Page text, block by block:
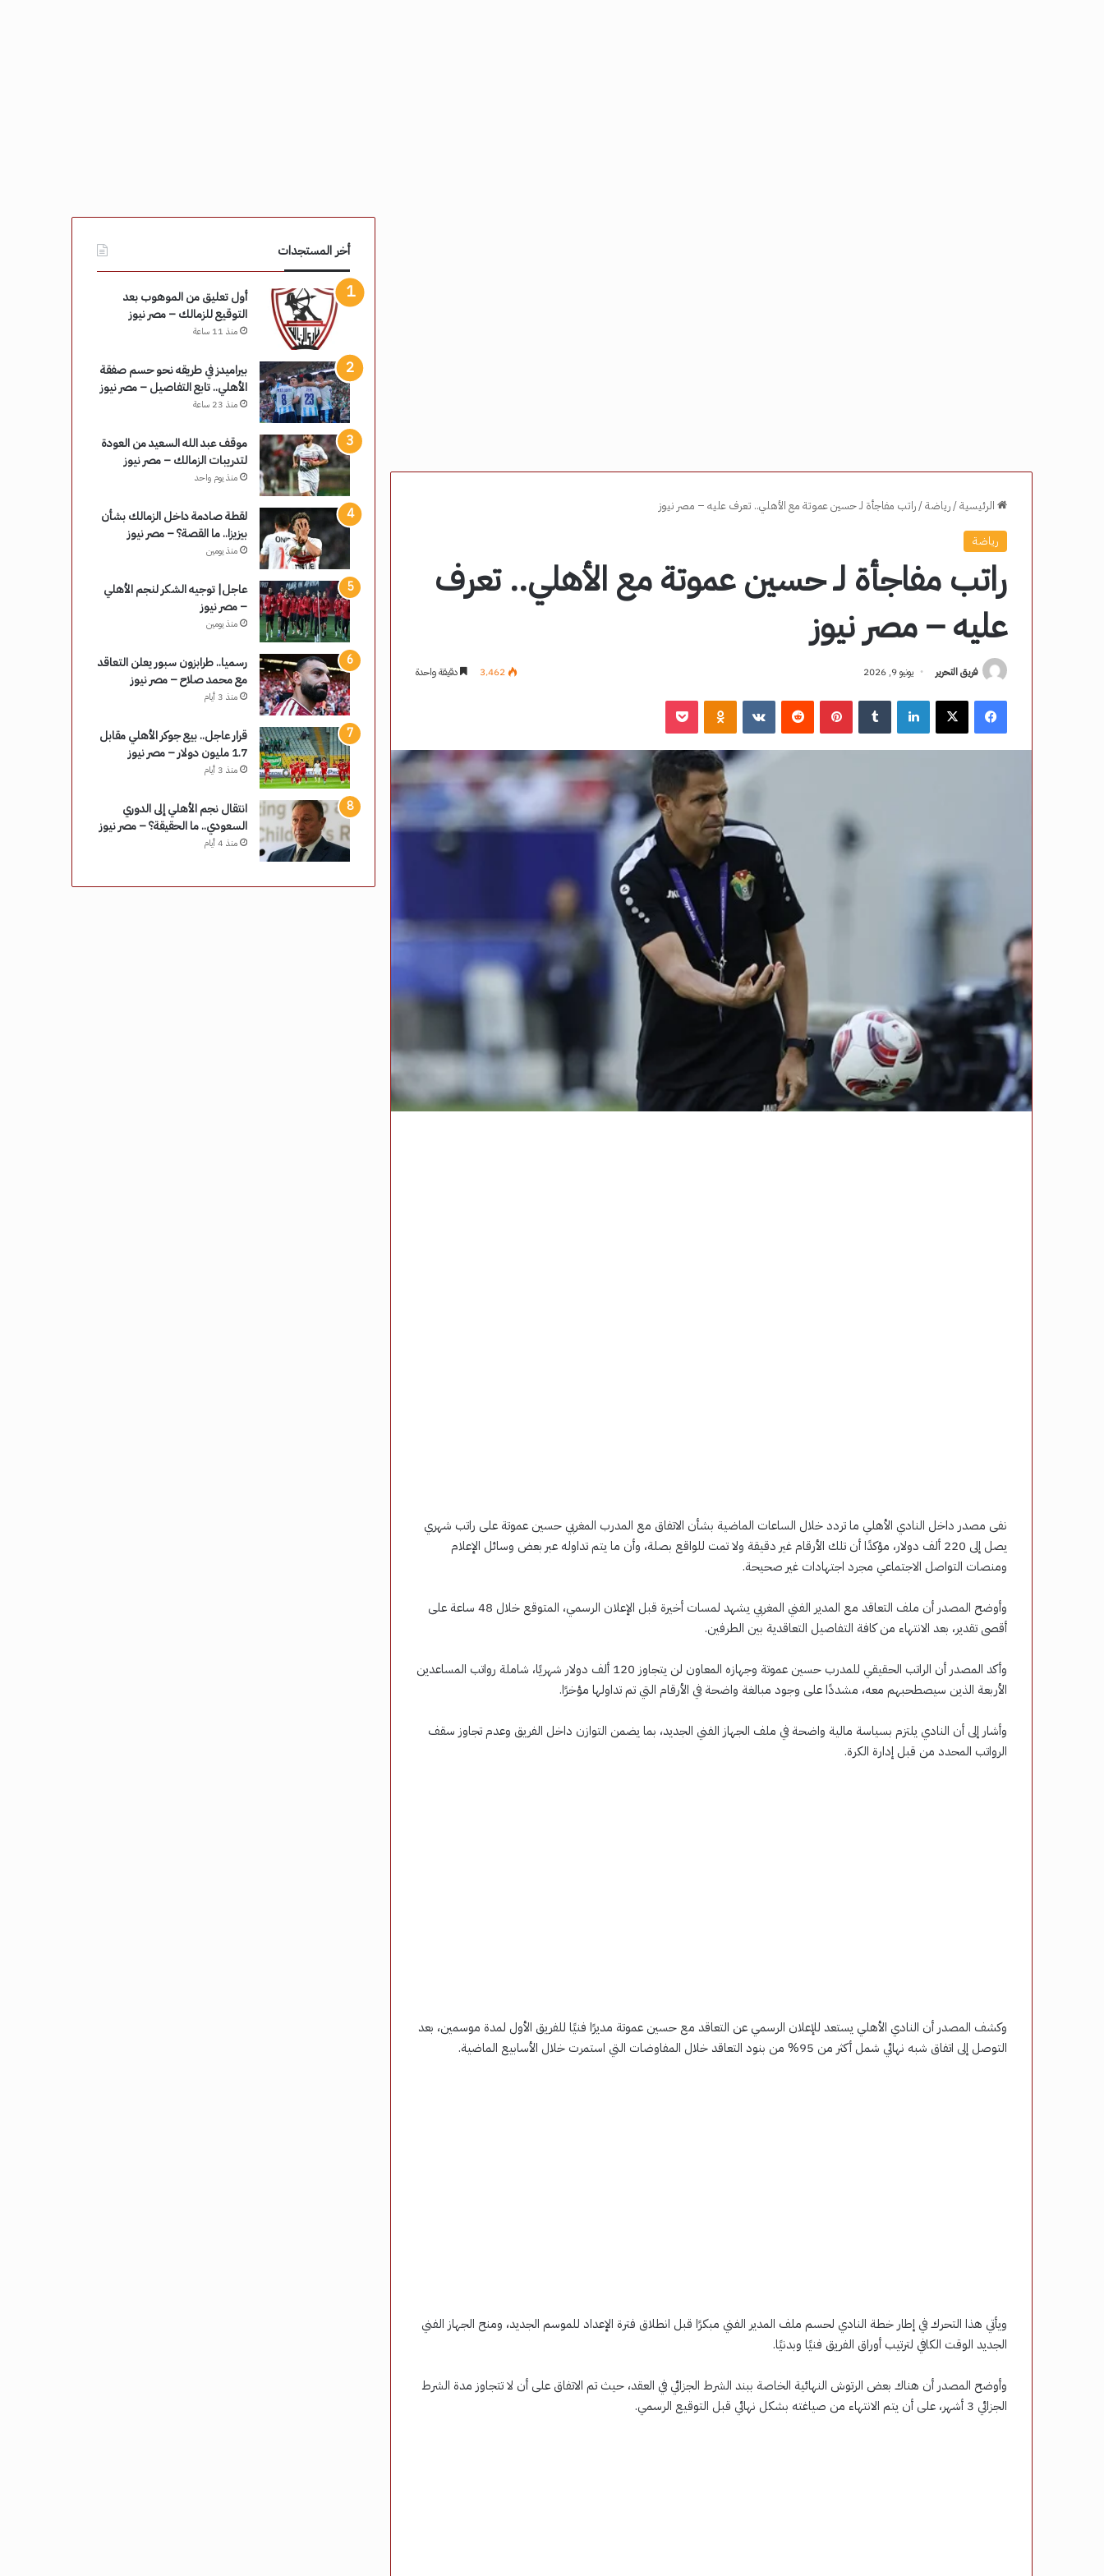
الرئيسية/رياضة/راتب مفاجأة لـ حسين عموتة مع الأهلي.. تعرف عليه – مصر نيوز
رياضة
راتب مفاجأة لـ حسين عموتة مع الأهلي.. تعرف
عليه – مصر نيوز
فريق التحرير يونيو 9, 2026 3٬462 دقيقة واحدة
فيسبوك ‫X لينكدإن بينتيريست ‏VKontakte
نفى مصدر داخل النادي الأهلي ما تردد خلال الساعات الماضية بشأن الاتفاق مع المدرب المغربي حسين عموتة على راتب شهري
يصل إلى 220 ألف دولار، مؤكدًا أن تلك الأرقام غير دقيقة ولا تمت للواقع بصلة، وأن ما يتم تداوله عبر بعض وسائل الإعلام
ومنصات التواصل الاجتماعي مجرد اجتهادات غير صحيحة.
وأوضح المصدر أن ملف التعاقد مع المدير الفني المغربي يشهد لمسات أخيرة قبل الإعلان الرسمي، المتوقع خلال 48 ساعة على
أقصى تقدير، بعد الانتهاء من كافة التفاصيل التعاقدية بين الطرفين.
وأكد المصدر أن الراتب الحقيقي للمدرب حسين عموتة وجهازه المعاون لن يتجاوز 120 ألف دولار شهريًا، شاملة رواتب المساعدين
الأربعة الذين سيصطحبهم معه، مشددًا على وجود مبالغة واضحة في الأرقام التي تم تداولها مؤخرًا.
وأشار إلى أن النادي يلتزم بسياسة مالية واضحة في ملف الجهاز الفني الجديد، بما يضمن التوازن داخل الفريق وعدم تجاوز سقف
الرواتب المحدد من قبل إدارة الكرة.
وكشف المصدر أن النادي الأهلي يستعد للإعلان الرسمي عن التعاقد مع حسين عموتة مديرًا فنيًا للفريق الأول لمدة موسمين، بعد
التوصل إلى اتفاق شبه نهائي شمل أكثر من 95% من بنود التعاقد خلال المفاوضات التي استمرت خلال الأسابيع الماضية.
ويأتي هذا التحرك في إطار خطة النادي لحسم ملف المدير الفني مبكرًا قبل انطلاق فترة الإعداد للموسم الجديد، ومنح الجهاز الفني
الجديد الوقت الكافي لترتيب أوراق الفريق فنيًا وبدنيًا.
وأوضح المصدر أن هناك بعض الرتوش النهائية الخاصة ببند الشرط الجزائي في العقد، حيث تم الاتفاق على أن لا تتجاوز مدة الشرط
الجزائي 3 أشهر، على أن يتم الانتهاء من صياغته بشكل نهائي قبل التوقيع الرسمي.
أخر المستجدات
أول تعليق من الموهوب بعد
التوقيع للزمالك – مصر نيوز
منذ 11 ساعة
بيراميدز في طريقه نحو حسم صفقة
الأهلي.. تابع التفاصيل – مصر نيوز
منذ 23 ساعة
موقف عبد الله السعيد من العودة
لتدريبات الزمالك – مصر نيوز
منذ يوم واحد
لقطة صادمة داخل الزمالك بشأن
بيزيزا.. ما القصة؟ – مصر نيوز
منذ يومين
عاجل| توجيه الشكر لنجم الأهلي
– مصر نيوز
منذ يومين
رسميا.. طرابزون سبور يعلن التعاقد
مع محمد صلاح – مصر نيوز
منذ 3 أيام
قرار عاجل.. بيع جوكر الأهلي مقابل
1.7 مليون دولار – مصر نيوز
منذ 3 أيام
انتقال نجم الأهلي إلى الدوري
السعودي.. ما الحقيقة؟ – مصر نيوز
منذ 4 أيام